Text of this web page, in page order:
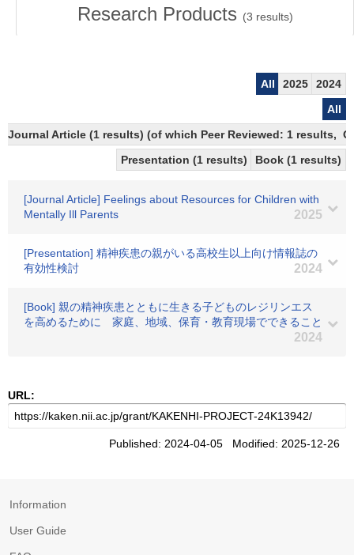
Research Products (3 results)
All 2025
2024
All
Journal Article (1 results) (of which Peer Reviewed: 1 results,
Presentation (1 results)
Book (1 results)
[Journal Article] Feelings about Resources for Children with
Mentally Ill Parents
2025
[Presentation] 精神疾患の親がいる高校生以上向け情報誌の
有効性検討
2024
[Book] 親の精神疾患とともに生きる子どものレジリンエス
を高めるために 家庭、地域、保育・教育現場でできること
2024
URL:
Published: 2024-04-05 Modified: 2025-12-26
Information
User Guide